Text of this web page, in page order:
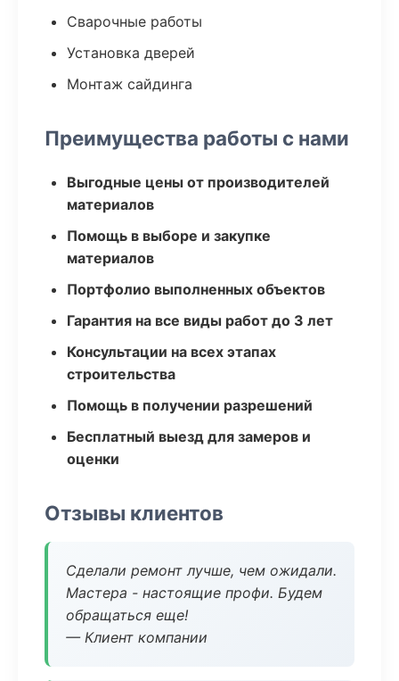
Сварочные работы
Установка дверей
Монтаж сайдинга
Преимущества работы с нами
Выгодные цены от производителей
материалов
Помощь в выборе и закупке
материалов
Портфолио выполненных объектов
Гарантия на все виды работ до 3 лет
Консультации на всех этапах
строительства
Помощь в получении разрешений
Бесплатный выезд для замеров и
оценки
Отзывы клиентов
Сделали ремонт лучше, чем ожидали.
Мастера - настоящие профи. Будем
обращаться еще!
— Клиент компании